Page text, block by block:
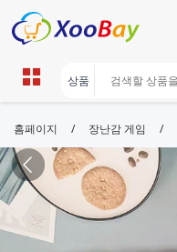
홈페이지 / 장난감 게임 /